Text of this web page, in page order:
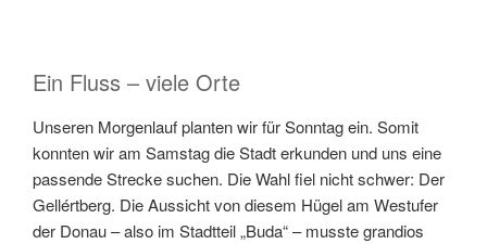
Ein Fluss – viele Orte
Unseren Morgenlauf planten wir für Sonntag ein. Somit
konnten wir am Samstag die Stadt erkunden und uns eine
passende Strecke suchen. Die Wahl fiel nicht schwer: Der
Gellértberg. Die Aussicht von diesem Hügel am Westufer
der Donau – also im Stadtteil „Buda“ – musste grandios